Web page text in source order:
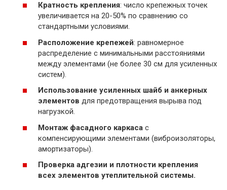
Кратность крепления: число крепежных точек
увеличивается на 20-50% по сравнению со
стандартными условиями.
Расположение крепежей: равномерное
распределение с минимальными расстояниями
между элементами (не более 30 см для усиленных
систем).
Использование усиленных шайб и анкерных
элементов для предотвращения вырыва под
нагрузкой.
Монтаж фасадного каркаса с
компенсирующими элементами (виброизоляторы,
амортизаторы).
Проверка адгезии и плотности крепления
всех элементов утеплительной системы.